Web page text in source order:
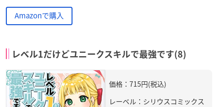
Amazonで購入
レベル1だけどユニークスキルで最強です(8)
価格：715円(税込)
レーベル：シリウスコミックス